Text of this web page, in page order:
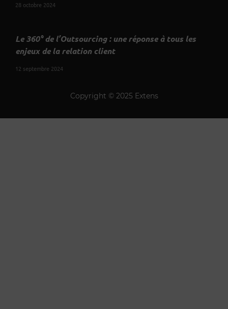
28 octobre 2024
Le 360° de l’Outsourcing : une réponse à tous les
enjeux de la relation client
12 septembre 2024
Copyright © 2025 Extens